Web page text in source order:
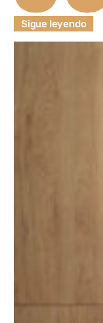
Sigue leyendo